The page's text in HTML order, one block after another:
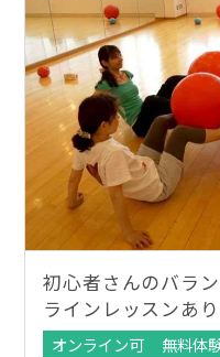
初心者さんのバラ
ラインレッスンあり
オンライン可
無料体